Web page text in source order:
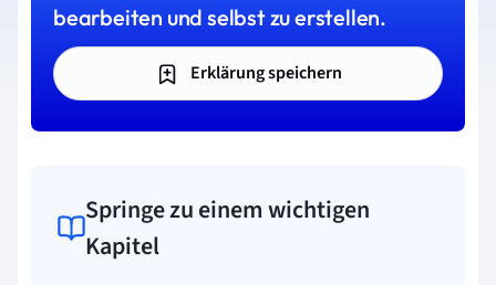
bearbeiten und selbst zu erstellen.
Erklärung speichern
Springe zu einem wichtigen
Kapitel